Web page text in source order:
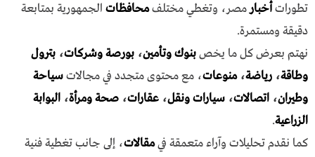
تطوراتأخبار مصر، وتغطي مختلفمحافظات الجمهورية بمتابعة
دقيقة ومستمرة.
نهتم بعرض كل ما يخصبنوك وتأمين، بورصة وشركات، بترول
وطاقة، رياضة،منوعات، مع محتوى متجدد في مجالاتسياحة
وطيران، اتصالات، سيارات ونقل، عقارات، صحة ومرأة، البوابة
الزراعية.
كما نقدم تحليلات وآراء متعمقة فيمقالات، إلى جانب تغطية فنية